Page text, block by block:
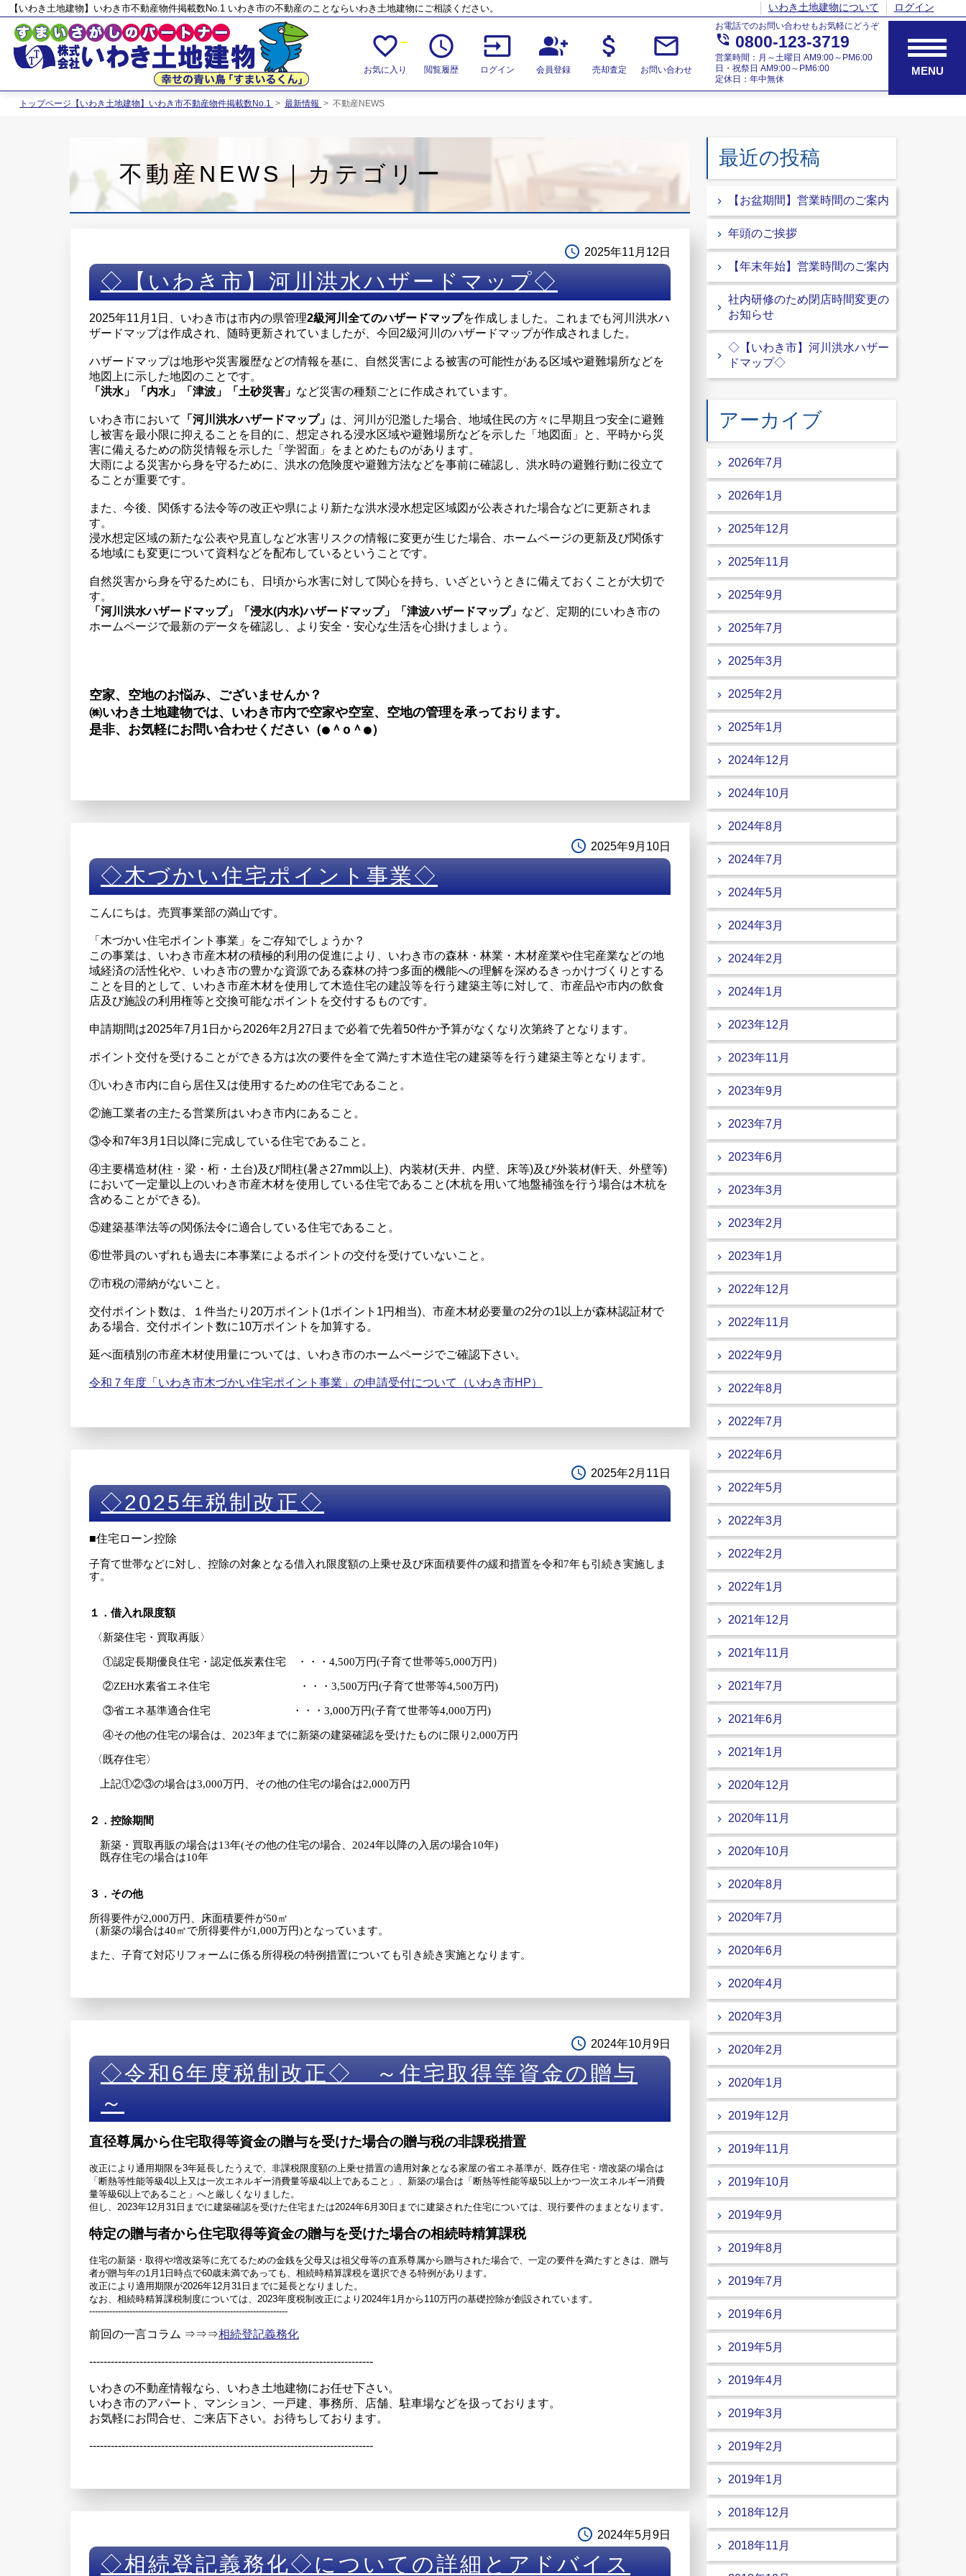
【いわき土地建物】いわき市不動産物件掲載数No.1 いわき市の不動産のことならいわき土地建物にご相談ください。 いわき土地建物について ログイン
MENU
mail_outline
お問い合わせ
お電話でのお問い合わせもお気軽にどうぞ
phone_in_talk 0800-123-3719
営業時間：月～土曜日 AM9:00～PM6:00
日・祝祭日 AM9:00～PM6:00
定休日：年中無休
favorite_border
お気に入り
access_time
閲覧履歴
input
ログイン
group_add
会員登録
attach_money
売却査定
トップページ【いわき土地建物】いわき市不動産物件掲載数No.1 > 最新情報 > 不動産NEWS
不動産NEWS｜カテゴリー
access_time 2025年11月12日
◇【いわき市】河川洪水ハザードマップ◇
2025年11月1日、いわき市は市内の県管理2級河川全てのハザードマップを作成しました。これまでも河川洪水ハ
ザードマップは作成され、随時更新されていましたが、今回2級河川のハザードマップが作成されました。
ハザードマップは地形や災害履歴などの情報を基に、自然災害による被害の可能性がある区域や避難場所などを
地図上に示した地図のことです。
「洪水」「内水」「津波」「土砂災害」 など災害の種類ごとに作成されています。
いわき市において 「河川洪水ハザードマップ」 は、河川が氾濫した場合、地域住民の方々に早期且つ安全に避難
し被害を最小限に抑えることを目的に、想定される浸水区域や避難場所などを示した「地図面」と、平時から災
害に備えるための防災情報を示した「学習面」をまとめたものがあります。
大雨による災害から身を守るために、洪水の危険度や避難方法などを事前に確認し、洪水時の避難行動に役立て
ることが重要です。
また、今後、関係する法令等の改正や県により新たな洪水浸水想定区域図が公表された場合などに更新されま
す。
浸水想定区域の新たな公表や見直しなど水害リスクの情報に変更が生じた場合、ホームページの更新及び関係す
る地域にも変更について資料などを配布しているということです。
自然災害から身を守るためにも、日頃から水害に対して関心を持ち、いざというときに備えておくことが大切で
す。
「河川洪水ハザードマップ」「浸水(内水)ハザードマップ」「津波ハザードマップ」 など、定期的にいわき市の
ホームページで最新のデータを確認し、より安全・安心な生活を心掛けましょう。
空家、空地のお悩み、ございませんか？
㈱いわき土地建物では、いわき市内で空家や空室、空地の管理を承っております。
是非、お気軽にお問い合わせください（●＾o＾●）
access_time 2025年9月10日
◇木づかい住宅ポイント事業◇
こんにちは。売買事業部の満山です。
「木づかい住宅ポイント事業」をご存知でしょうか？
この事業は、いわき市産木材の積極的利用の促進により、いわき市の森林・林業・木材産業や住宅産業などの地
域経済の活性化や、いわき市の豊かな資源である森林の持つ多面的機能への理解を深めるきっかけづくりとする
ことを目的として、いわき市産木材を使用して木造住宅の建設等を行う建築主等に対して、市産品や市内の飲食
店及び施設の利用権等と交換可能なポイントを交付するものです。
申請期間は2025年7月1日から2026年2月27日まで必着で先着50件か予算がなくなり次第終了となります。
ポイント交付を受けることができる方は次の要件を全て満たす木造住宅の建築等を行う建築主等となります。
①いわき市内に自ら居住又は使用するための住宅であること。
②施工業者の主たる営業所はいわき市内にあること。
③令和7年3月1日以降に完成している住宅であること。
④主要構造材(柱・梁・桁・土台)及び間柱(暑さ27mm以上)、内装材(天井、内壁、床等)及び外装材(軒天、外壁等)
において一定量以上のいわき市産木材を使用している住宅であること(木杭を用いて地盤補強を行う場合は木杭を
含めることができる)。
⑤建築基準法等の関係法令に適合している住宅であること。
⑥世帯員のいずれも過去に本事業によるポイントの交付を受けていないこと。
⑦市税の滞納がないこと。
交付ポイント数は、１件当たり20万ポイント(1ポイント1円相当)、市産木材必要量の2分の1以上が森林認証材で
ある場合、交付ポイント数に10万ポイントを加算する。
延べ面積別の市産木材使用量については、いわき市のホームページでご確認下さい。
令和７年度「いわき市木づかい住宅ポイント事業」の申請受付について（いわき市HP）
access_time 2025年2月11日
◇2025年税制改正◇
■住宅ローン控除
子育て世帯などに対し、控除の対象となる借入れ限度額の上乗せ及び床面積要件の緩和措置を令和7年も引続き実施しま
す。
１．借入れ限度額
〈新築住宅・買取再販 〉
①認定長期優良住宅・認定低炭素住宅 ・・・ 4,500万円(子育て世帯等5,000万円）
②ZEH水素省エネ住宅 ・・・ 3,500万円(子育て世帯等4,500万円)
③省エネ基準適合住宅 ・・・ 3,000万円(子育て世帯等4,000万円)
④その他の住宅の場合は、 2023年までに新築の建築確認を受けたものに限り 2,000万円
〈 既存住宅〉
上記①②③の場合は3,000万円、その他の住宅の場合は2,000万円
２．控除期間
新築・買取再販の場合は13年(その他の住宅の場合、 2024年以降の入居の場合10年)
既存住宅の場合は10年
３．その他
所得要件が2,000万円、床面積要件が50㎡
（新築の場合は40㎡で所得要件が1,000万円)となっています。
また、子育て対応リフォームに係る所得税の特例措置についても引き続き実施となります。
access_time 2024年10月9日
◇令和6年度税制改正◇ ～住宅取得等資金の贈与
～
直径尊属から住宅取得等資金の贈与を受けた場合の贈与税の非課税措置
改正により通用期限を3年延長したうえで、非課税限度額の上乗せ措置の適用対象となる家屋の省エネ基準が、既存住宅・増改築の場合は
「断熱等性能等級4以上又は一次エネルギー消費量等級4以上であること」、新築の場合は「断熱等性能等級5以上かつ一次エネルギー消費
量等級6以上であること」へと厳しくなりました。
但し、2023年12月31日までに建築確認を受けた住宅または2024年6月30日までに建築された住宅については、現行要件のままとなります。
特定の贈与者から住宅取得等資金の贈与を受けた場合の相続時精算課税
住宅の新築・取得や増改築等に充てるための金銭を父母又は祖父母等の直系尊属から贈与された場合で、一定の要件を満たすときは、贈与
者が贈与年の1月1日時点で60歳未満であっても、相続時精算課税を選択できる特例があります。
改正により適用期限が2026年12月31日までに延長となりました。
なお、相続時精算課税制度については、2023年度税制改正により2024年1月から110万円の基礎控除が創設されています。
---------------------------------------------------------------------
前回の一言コラム ⇒⇒⇒相続登記義務化
-------------------------------------------------------------------------------
いわきの不動産情報なら、いわき土地建物にお任せ下さい。
いわき市のアパート、マンション、一戸建、事務所、店舗、駐車場などを扱っております。
お気軽にお問合せ、ご来店下さい。お待ちしております。
-------------------------------------------------------------------------------
access_time 2024年5月9日
◇相続登記義務化◇についての詳細とアドバイス
最近の投稿
【お盆期間】営業時間のご案内
年頭のご挨拶
【年末年始】営業時間のご案内
社内研修のため閉店時間変更の
お知らせ
◇【いわき市】河川洪水ハザー
ドマップ◇
アーカイブ
2026年7月
2026年1月
2025年12月
2025年11月
2025年9月
2025年7月
2025年3月
2025年2月
2025年1月
2024年12月
2024年10月
2024年8月
2024年7月
2024年5月
2024年3月
2024年2月
2024年1月
2023年12月
2023年11月
2023年9月
2023年7月
2023年6月
2023年3月
2023年2月
2023年1月
2022年12月
2022年11月
2022年9月
2022年8月
2022年7月
2022年6月
2022年5月
2022年3月
2022年2月
2022年1月
2021年12月
2021年11月
2021年7月
2021年6月
2021年1月
2020年12月
2020年11月
2020年10月
2020年8月
2020年7月
2020年6月
2020年4月
2020年3月
2020年2月
2020年1月
2019年12月
2019年11月
2019年10月
2019年9月
2019年8月
2019年7月
2019年6月
2019年5月
2019年4月
2019年3月
2019年2月
2019年1月
2018年12月
2018年11月